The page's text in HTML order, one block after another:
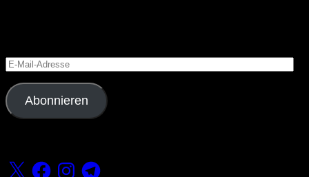
E-
Mail-
Adresse
Abonnieren
X FacebookInstagramTelegram